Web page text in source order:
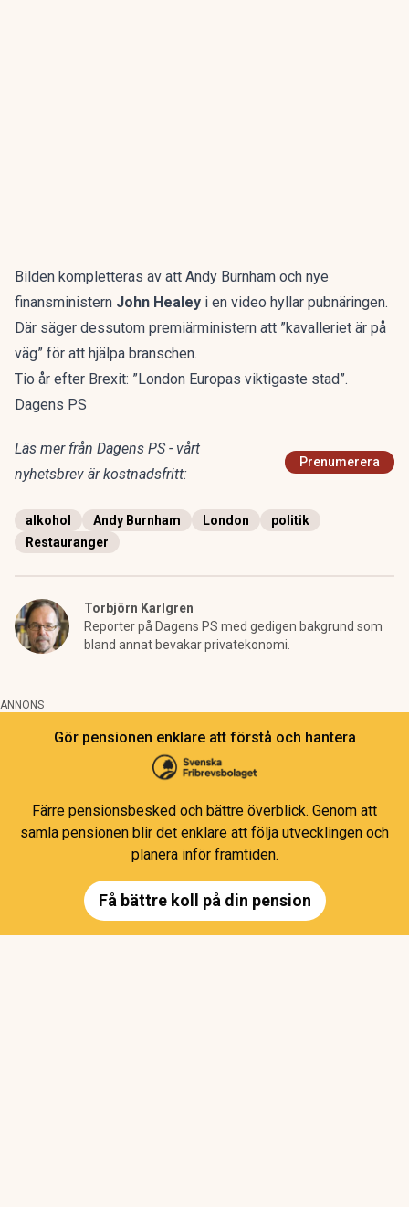
Bilden kompletteras av att Andy Burnham och nye
finansministern John Healey i en video hyllar pubnäringen.
Där säger dessutom premiärministern att ”kavalleriet är på
väg” för att hjälpa branschen.
Tio år efter Brexit: ”London Europas viktigaste stad”.
Dagens PS
Läs mer från Dagens PS - vårt
nyhetsbrev är kostnadsfritt:
Prenumerera
alkohol Andy Burnham London
politik
Restauranger
Torbjörn Karlgren
Reporter på Dagens PS med gedigen bakgrund som
bland annat bevakar privatekonomi.
ANNONS
Gör pensionen enklare att förstå och hantera
Färre pensionsbesked och bättre överblick. Genom att
samla pensionen blir det enklare att följa utvecklingen och
planera inför framtiden.
Få bättre koll på din pension